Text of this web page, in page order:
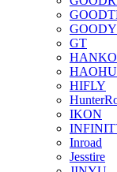
GT
HIFLY
IKON
Inroad
Jesstire